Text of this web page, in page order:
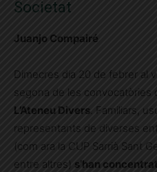
Societat
Juanjo Compairé
Dimecres dia 20 de febrer al
segona de les convocatòries
L’Ateneu Divers. Familiars,
representants de diverses
(com ara la CUP Sarrià Sant
entre altres) s’han